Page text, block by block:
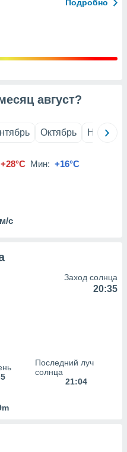
Подробно
август?
Октябрь Ноябрь
+28°C Мин: +16°C
с
Заход солнца
20:35
Последний луч
солнца
21:04